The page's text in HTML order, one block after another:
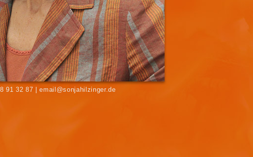
91 32 87 | email@sonjahilzinger.de